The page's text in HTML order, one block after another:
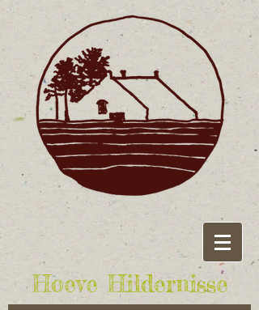
Hoeve Hildernisse